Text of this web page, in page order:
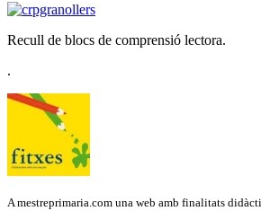
Recull de blocs de comprensió lectora.
.
A mestreprimaria.com una web amb finalitats